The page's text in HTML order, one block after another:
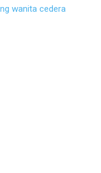
wanita cedera